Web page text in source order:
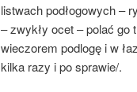
listwach podłogowych –
– zwykły ocet – polać
wieczorem podlogę i w
kilka razy i po sprawie/.